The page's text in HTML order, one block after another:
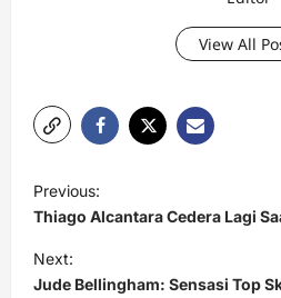
View All
o
s
t
Previous:
Thiago Alcantara Cedera Lagi
Next:
Jude Bellingham: Sensasi Top